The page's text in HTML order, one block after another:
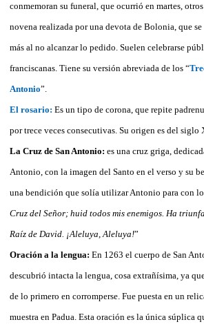
conmemoran su funeral, que ocurrió en martes,
novena realizada por una devota de Bolonia, que
más al no alcanzar lo pedido. Suelen celebrarse
franciscanas. Tiene su versión abreviada de los “
Antonio”.
El rosario: Es un tipo de corona, que repite
por trece veces consecutivas. Su origen es del siglo
La Cruz de San Antonio: es una cruz griga,
Antonio, con la imagen del Santo en el verso y su
una bendición que solía utilizar Antonio para con
Cruz del Señor; huid todos mis enemigos. Ha
Raíz de David. ¡Aleluya, Aleluya!”
Oración a la lengua: En 1263 el cuerpo de San
descubrió intacta la lengua, cosa extrañísima, ya
de lo primero en corromperse. Fue puesta en un
muestra en Padua. Esta oración es la única súplica